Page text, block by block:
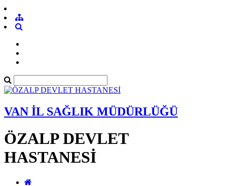
VAN İL SAĞLIK MÜDÜRLÜĞÜ
ÖZALP DEVLET
HASTANESİ